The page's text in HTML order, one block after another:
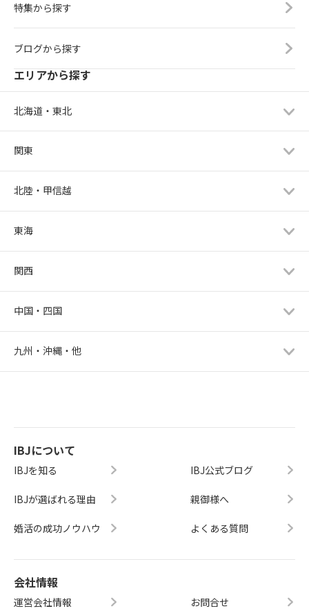
特集から探す
ブログから探す
エリアから探す
北海道・東北
関東
北陸・甲信越
東海
関西
中国・四国
九州・沖縄・他
IBJについて
IBJを知る
IBJが選ばれる理由
婚活の成功ノウハウ
IBJ公式ブログ
親御様へ
よくある質問
会社情報
運営会社情報 お問合せ